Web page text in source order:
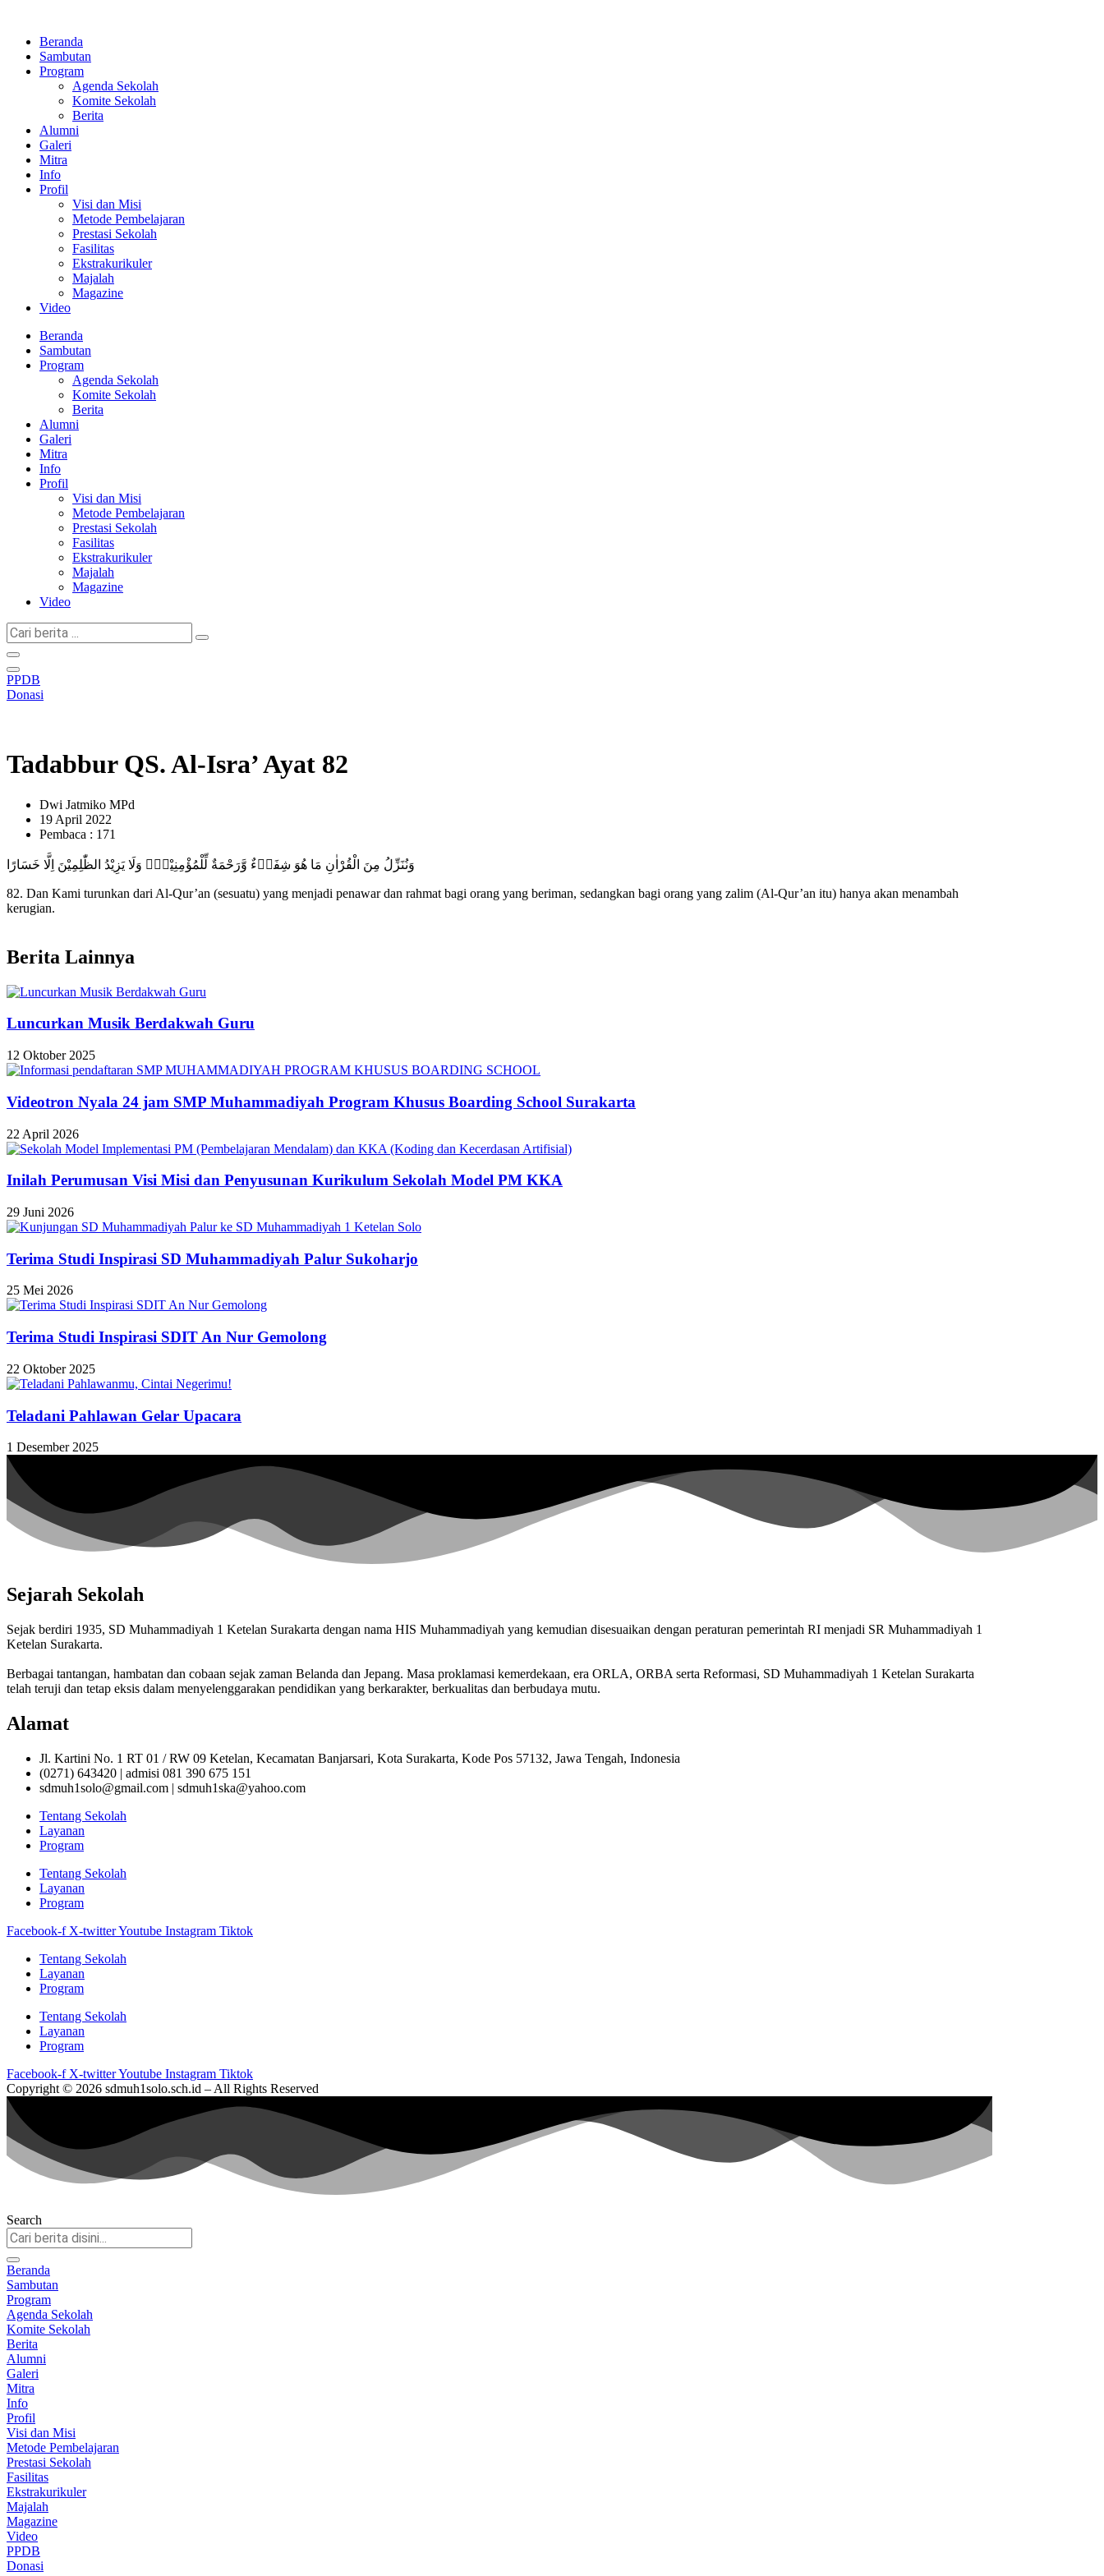
kontenBeranda
Sambutan
Program
Agenda Sekolah
Komite Sekolah
Berita
Alumni
Galeri
Mitra
Info
Profil
Visi dan Misi
Metode Pembelajaran
Prestasi Sekolah
Fasilitas
Ekstrakurikuler
Majalah
Magazine
Video
Beranda
Sambutan
Program
Agenda Sekolah
Komite Sekolah
Berita
Alumni
Galeri
Mitra
Info
Profil
Visi dan Misi
Metode Pembelajaran
Prestasi Sekolah
Fasilitas
Ekstrakurikuler
Majalah
Magazine
Video
Cari
berita
...
PPDB
Donasi
Tadabbur QS. Al-Isra’ Ayat 82
Dwi Jatmiko MPd
19 April 2022
Pembaca : 171
وَنُنَزِّلُ مِنَ الْقُرْاٰنِ مَا هُوَ شِفَاۤءٌ وَّرَحْمَةٌ لِّلْمُؤْمِنِيْنَۙ وَلَا يَزِيْدُ الظّٰلِمِيْنَ اِلَّا خَسَارًا
82. Dan Kami turunkan dari Al-Qur’an (sesuatu) yang menjadi penawar dan rahmat bagi orang yang beriman, sedangkan bagi orang yang zalim (Al-Qur’an itu) hanya akan menambah
kerugian.
Berita Lainnya
Luncurkan Musik Berdakwah Guru
12 Oktober 2025
Videotron Nyala 24 jam SMP Muhammadiyah Program Khusus Boarding School Surakarta
22 April 2026
Inilah Perumusan Visi Misi dan Penyusunan Kurikulum Sekolah Model PM KKA
29 Juni 2026
Terima Studi Inspirasi SD Muhammadiyah Palur Sukoharjo
25 Mei 2026
Terima Studi Inspirasi SDIT An Nur Gemolong
22 Oktober 2025
Teladani Pahlawan Gelar Upacara
1 Desember 2025
Sejarah Sekolah
Sejak berdiri 1935, SD Muhammadiyah 1 Ketelan Surakarta dengan nama HIS Muhammadiyah yang kemudian disesuaikan dengan peraturan pemerintah RI menjadi SR Muhammadiyah 1
Ketelan Surakarta.
Berbagai tantangan, hambatan dan cobaan sejak zaman Belanda dan Jepang. Masa proklamasi kemerdekaan, era ORLA, ORBA serta Reformasi, SD Muhammadiyah 1 Ketelan Surakarta
telah teruji dan tetap eksis dalam menyelenggarakan pendidikan yang berkarakter, berkualitas dan berbudaya mutu.
Alamat
Jl. Kartini No. 1 RT 01 / RW 09 Ketelan, Kecamatan Banjarsari, Kota Surakarta, Kode Pos 57132, Jawa Tengah, Indonesia
(0271) 643420 | admisi 081 390 675 151
sdmuh1solo@gmail.com | sdmuh1ska@yahoo.com
Tentang Sekolah
Layanan
Program
Tentang Sekolah
Layanan
Program
Facebook-f X-twitterYoutube Instagram Tiktok
Tentang Sekolah
Layanan
Program
Tentang Sekolah
Layanan
Program
Facebook-f X-twitterYoutube Instagram Tiktok
Copyright © 2026 sdmuh1solo.sch.id – All Rights Reserved
Search
Beranda
Sambutan
Program
Agenda Sekolah
Komite Sekolah
Berita
Alumni
Galeri
Mitra
Info
Profil
Visi dan Misi
Metode Pembelajaran
Prestasi Sekolah
Fasilitas
Ekstrakurikuler
Majalah
Magazine
Video
PPDB
Donasi